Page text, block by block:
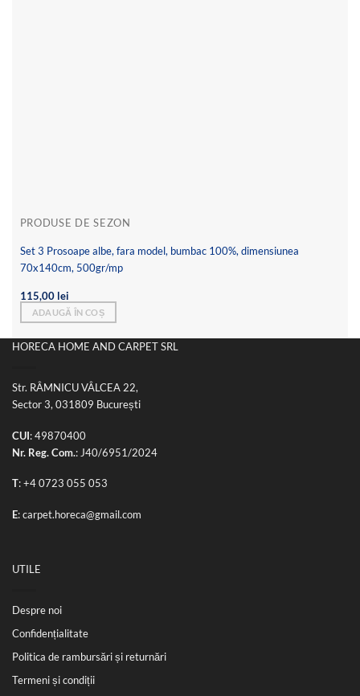
PRODUSE DE SEZON
Set 3 Prosoape albe, fara model, bumbac 100%, dimensiunea
70x140cm, 500gr/mp
115,00 lei
ADAUGĂ ÎN COȘ
HORECA HOME AND CARPET SRL
Str. RÂMNICU VÂLCEA 22,
Sector 3, 031809 București
CUI: 49870400
Nr. Reg. Com.: J40/6951/2024
T:+4 0723 055 053
E:carpet.horeca@gmail.com
UTILE
Despre noi
Confidențialitate
Politica de rambursări și returnări
Termeni și condiții